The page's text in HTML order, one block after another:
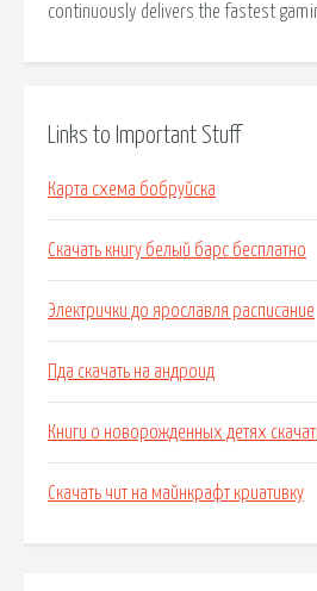
continuously delivers the fastest
Links to Important Stuff
Карта схема бобруйска
Скачать книгу белый барс бесплатно
Электрички до ярославля расписание
Пда скачать на андроид
Книги о новорожденных детях
Скачать чит на майнкрафт криативку